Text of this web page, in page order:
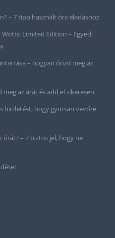
– 7 tipp használt óra eladáshoz
Limited Edition – Egyedi
– hogyan őrizd meg az
az árát és add el sikeresen
hirdetést, hogy gyorsan vevőre
órát? – 7 biztos jel, hogy ne